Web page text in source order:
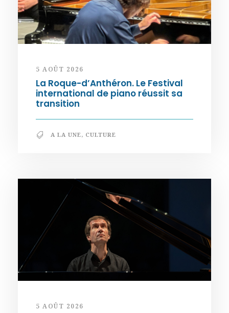
5 AOÛT 2026
La Roque-d’Anthéron. Le Festival
international de piano réussit sa
transition
A LA UNE, CULTURE
5 AOÛT 2026